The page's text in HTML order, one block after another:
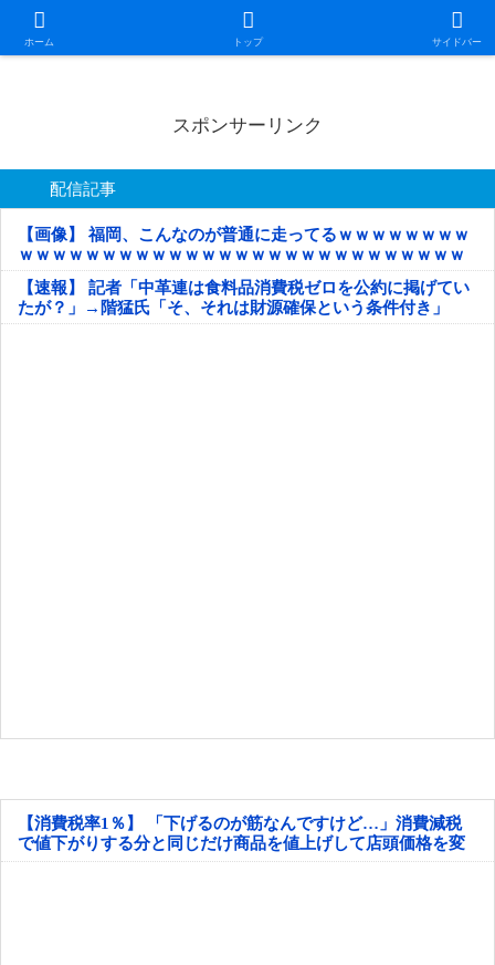
ホーム トップ サイドバー
日本第一！ニュース録
スポンサーリンク
配信記事
【画像】 福岡、こんなのが普通に走ってるｗｗｗｗｗｗｗｗ
ｗｗｗｗｗｗｗｗｗｗｗｗｗｗｗｗｗｗｗｗｗｗｗｗｗｗｗ
ｗｗｗｗｗ
【速報】 記者「中革連は食料品消費税ゼロを公約に掲げてい
たが？」→階猛氏「そ、それは財源確保という条件付き」
【消費税率1％】 「下げるのが筋なんですけど…」消費減税
で値下がりする分と同じだけ商品を値上げして店頭価格を変
えない店も